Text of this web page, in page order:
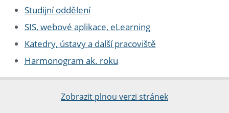
Studijní oddělení
SIS, webové aplikace, eLearning
Katedry, ústavy a další pracoviště
Harmonogram ak. roku
Zobrazit plnou verzi stránek